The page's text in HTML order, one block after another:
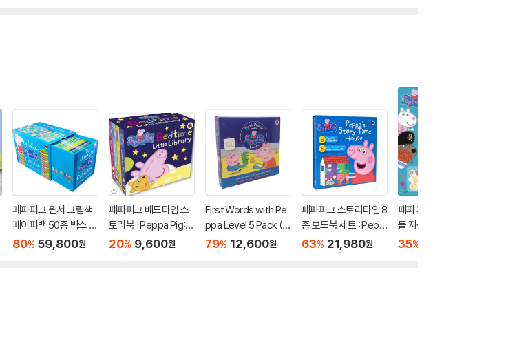
페파피그 원서 그림책
페이퍼백 50종 박스 세
트 (블루) The Ultima
80% 59,800원
페파피그 베드타임 스
토리북 : Peppa Pig: B
edtime Little Library
20% 9,600원
First Words with Pe
ppa Level 5 Pack (스
토리북4권+액티비티
79% 12,600원
페파피그 스토리타임 8
종 보드북 세트 : Pepp
a's Storytime Hous
63% 21,980원
페파 피그 : 페파와 친구
들 자석놀이책 Peppa
Pig: Peppa and Frien
35%